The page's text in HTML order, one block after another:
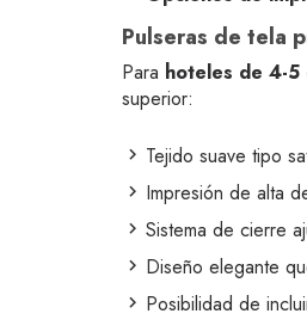
Pulseras de tela
Para hoteles de 4-5
superior:
Tejido suave tipo
Impresión de alta
Sistema de cierre
Diseño elegante
Posibilidad de